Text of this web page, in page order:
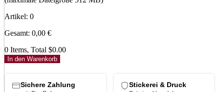
Artikel: 0
Gesamt: 0,00 €
0 Items, Total $0.00
In den Warenkorb
Sichere Zahlung Stickerei & Druck